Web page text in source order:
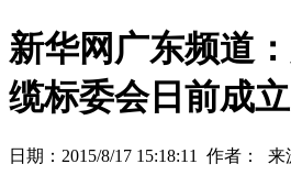
新华网广东频道
缆标委会日前成立
日期：2015/8/17 15:18:11 作者： 来